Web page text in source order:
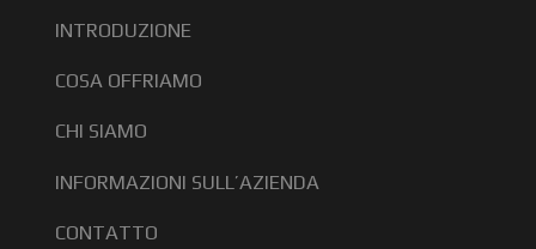
INTRODUZIONE
COSA OFFRIAMO
CHI SIAMO
INFORMAZIONI SULL’AZIENDA
CONTATTO